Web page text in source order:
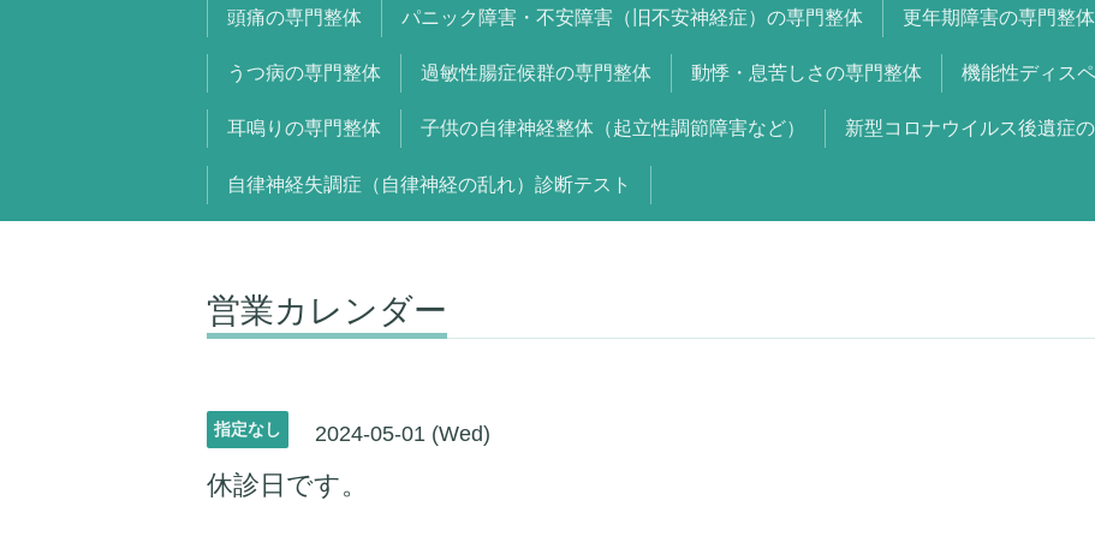
頭痛の専門整体 パニック障害・不安障害（旧不安神経症）の専門整体 更年期障害の専門整体
うつ病の専門整体 過敏性腸症候群の専門整体 動悸・息苦しさの専門整体 機能性ディス
耳鳴りの専門整体 子供の自律神経整体（起立性調節障害など） 新型コロナウイルス後遺症
自律神経失調症（自律神経の乱れ）診断テスト
営業カレンダー
指定なし 2024-05-01 (Wed)
休診日です。